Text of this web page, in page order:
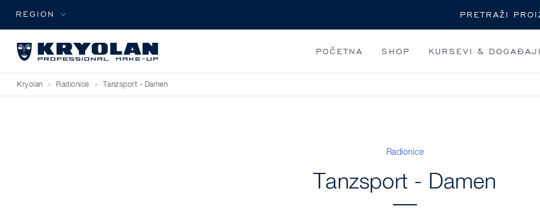
REGION
POČETNA SHOP KURSEVI &
Kryolan › Radionice › Tanzsport - Damen
Radionice
Tanzsport - Damen